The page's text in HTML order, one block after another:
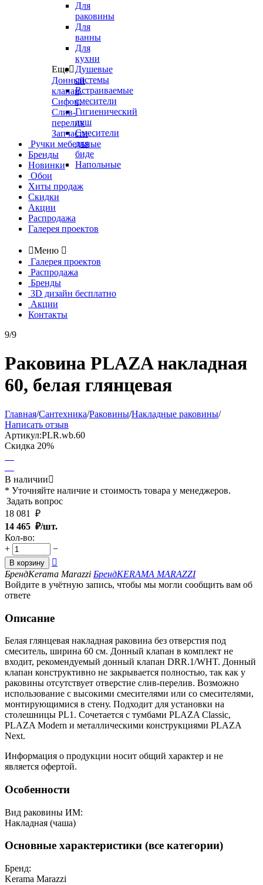
Для
раковины
Для
ванны
Для
кухни
Душевые
системы
Встраиваемые
смесители
Гигиенический
душ
Смесители
для
биде
Напольные
Еще
Донный
клапан,
Сифон,
Слив-
перелив
Запчасти
Ручки мебельные
Бренды
Новинки
Обои
Хиты продаж
Скидки
Акции
Распродажа
Галерея проектов
Меню 
Галерея проектов
Распродажа
Бренды
3D дизайн бесплатно
Акции
Контакты
9/9
Раковина PLAZA накладная
60, белая глянцевая
Главная/Сантехника/Раковины/Накладные раковины/
Написать отзыв
Артикул:PLR.wb.60
Скидка 20%
В наличии
* Уточняйте наличие и стоимость товара у менеджеров.
Задать вопрос
18 081
₽
14 465 ₽/шт.
Кол-во:
+
−
В корзину

БрендKerama Marazzi БрендKERAMA MARAZZI
Войдите в учётную запись, чтобы мы могли сообщить вам об
ответе
Описание
Белая глянцевая накладная раковина без отверстия под
смеситель, ширина 60 см. Донный клапан в комплект не
входит, рекомендуемый донный клапан DRR.1/WHT. Донный
клапан конструктивно не закрывается полностью, так как у
раковины отсутствует отверстие слив-перелив. Возможно
использование с высокими смесителями или со смесителями,
монтирующимися в стену. Подходит для установки на
столешницы PL1. Сочетается с тумбами PLAZA Classic,
PLAZA Modern и металлическими конструкциями PLAZA
Next.
Информация о продукции носит общий характер и не
является офертой.
Особенности
Вид раковины ИМ:
Накладная (чаша)
Основные характеристики (все категории)
Бренд:
Kerama Marazzi